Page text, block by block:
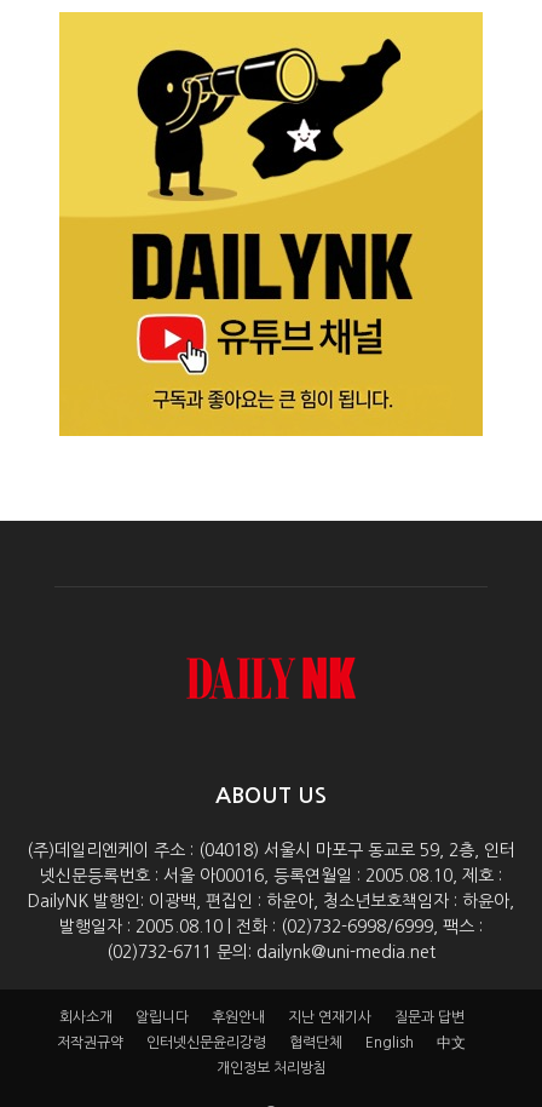
ABOUT US
(주)데일리엔케이 주소 : (04018) 서울시 마포구 동교로 59, 2층, 인터
넷신문등록번호 : 서울 아00016, 등록연월일 : 2005.08.10, 제호 :
DailyNK 발행인: 이광백, 편집인 : 하윤아, 청소년보호책임자 : 하윤아,
발행일자 : 2005.08.10 | 전화 : (02)732-6998/6999, 팩스 :
(02)732-6711 문의: dailynk@uni-media.net
회사소개 알립니다 후원안내 지난 연재기사
질문과 답변
저작권규약
인터넷신문윤리강령 협력단체 English
中文
개인정보 처리방침